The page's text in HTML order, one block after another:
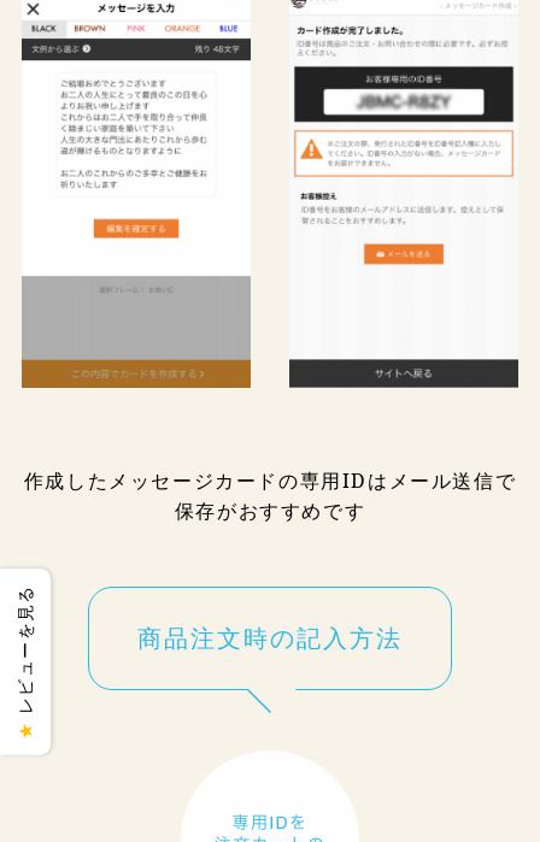
作成したメッセージカードの専用IDはメール送信で
保存がおすすめです
商品注文時の記入方法
★
レビューを見る